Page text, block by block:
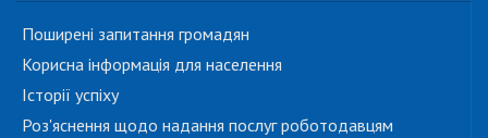
Поширені запитання громадян
Корисна інформація для населення
Історії успіху
Роз'яснення щодо надання послуг роботодавцям